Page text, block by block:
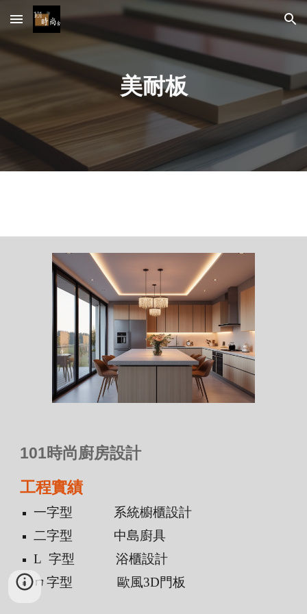
Skip to main content Skip to navigation
美耐板
101時尚廚房設計
工程實績
一字型
系統櫥櫃設計
二字型
中島廚具
L 字型
浴櫃設計
ㄇ字型
歐風3D門板